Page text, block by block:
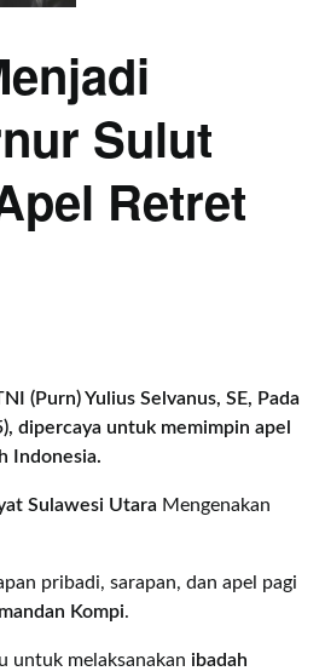
Sulut
Retret
(Purn) Yulius Selvanus, SE, Pada
dipercaya untuk memimpin apel
Indonesia.
Sulawesi Utara Mengenakan
pribadi, sarapan, dan apel pagi
Kompi.
untuk melaksanakan ibadah